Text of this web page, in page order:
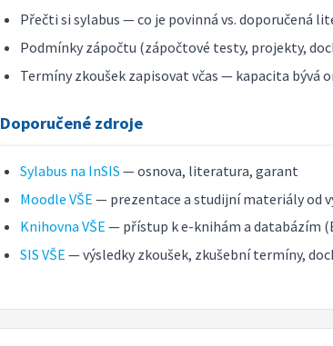
Přečti si sylabus — co je povinná vs. doporučená
Podmínky zápočtu (zápočtové testy, projekty,
Termíny zkoušek zapisovat včas — kapacita bývá
Doporučené zdroje
Sylabus na InSIS — osnova, literatura, garant
Moodle VŠE — prezentace a studijní materiály od
Knihovna VŠE — přístup k e-knihám a databázím
SIS VŠE — výsledky zkoušek, zkušební termíny,